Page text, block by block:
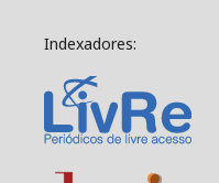
Indexadores: